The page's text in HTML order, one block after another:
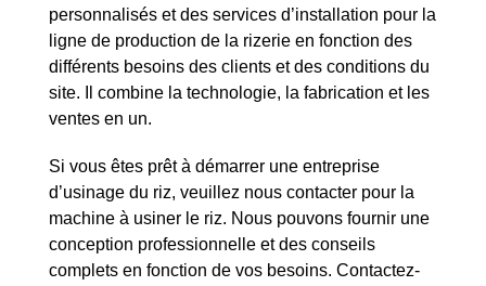
personnalisés et des services d’installation pour la
ligne de production de la rizerie en fonction des
différents besoins des clients et des conditions du
site. Il combine la technologie, la fabrication et les
ventes en un.
Si vous êtes prêt à démarrer une entreprise
d’usinage du riz, veuillez nous contacter pour la
machine à usiner le riz. Nous pouvons fournir une
conception professionnelle et des conseils
complets en fonction de vos besoins. Contactez-